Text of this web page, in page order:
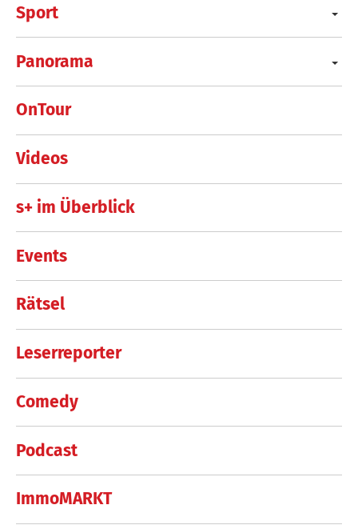
Sport
Panorama
OnTour
Videos
s+ im Überblick
Events
Rätsel
Leserreporter
Comedy
Podcast
ImmoMARKT